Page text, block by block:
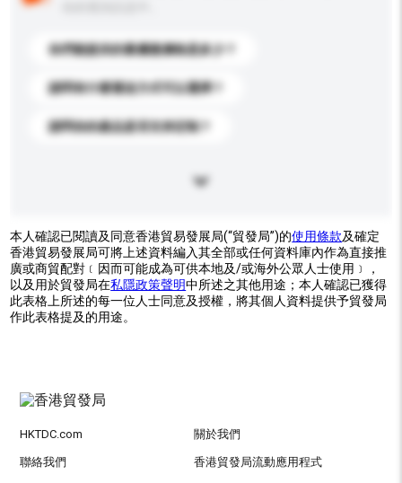
你們能提供的最優惠價格是多少？
請問有什麼運送方式可以選擇？
請問你的產品是否支持定制？
本人確認已閱讀及同意香港貿易發展局(“貿發局”)的使用條款及確定
香港貿易發展局可將上述資料編入其全部或任何資料庫內作為直接推
廣或商貿配對﹝因而可能成為可供本地及/或海外公眾人士使用﹞，
以及用於貿發局在私隱政策聲明中所述之其他用途；本人確認已獲得
此表格上所述的每一位人士同意及授權，將其個人資料提供予貿發局
作此表格提及的用途。
HKTDC.com 關於我們
聯絡我們 香港貿發局流動應用程式